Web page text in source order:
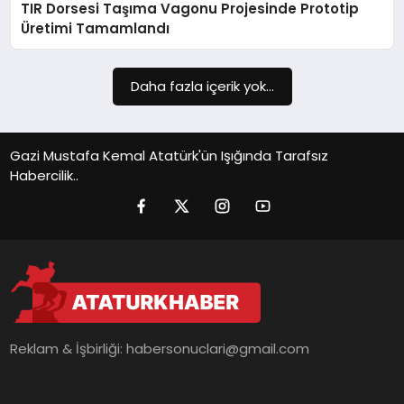
SIYASET
YAŞAM
TIR Dorsesi Taşıma Vagonu Projesinde Prototip
Üretimi Tamamlandı
Daha fazla içerik yok...
Gazi Mustafa Kemal Atatürk'ün Işığında Tarafsız
Habercilik..
Reklam & İşbirliği:habersonuclari@gmail.com